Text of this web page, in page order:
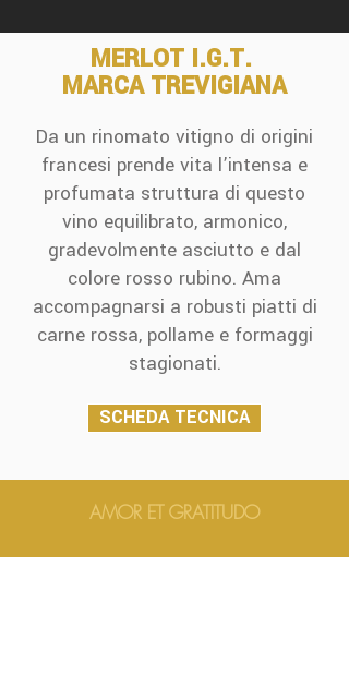
MERLOT I.G.T.
MARCA TREVIGIANA
Da un rinomato vitigno di origini
francesi prende vita l’intensa e
profumata struttura di questo
vino equilibrato, armonico,
gradevolmente asciutto e dal
colore rosso rubino. Ama
accompagnarsi a robusti piatti di
carne rossa, pollame e formaggi
stagionati.
SCHEDA TECNICA
AMOR ET GRATITUDO